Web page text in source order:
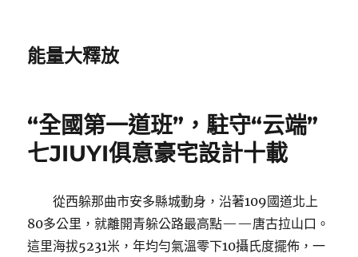
能量大釋放
“全國第一道班”，駐守“云端”
七JIUYI俱意豪宅設計十載
從西躲那曲市安多縣城動身，沿著109國道北上
80多公里，就離開青躲公路最高點——唐古拉山口。
這里海拔5231米，年均勻氣溫零下10攝氏度擺佈，一